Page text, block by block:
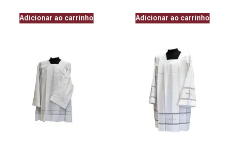
Adicionar ao carrinho Adicionar ao carrinho